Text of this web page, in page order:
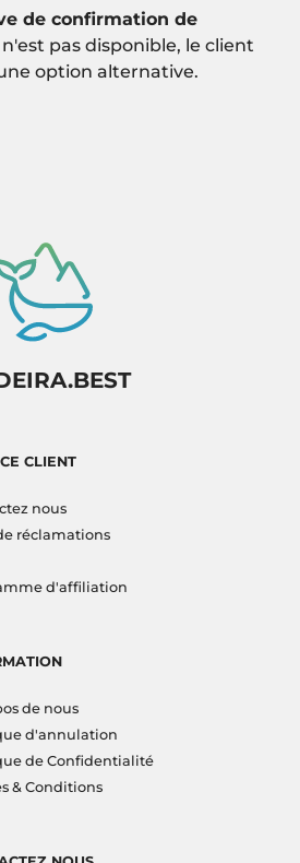
de confirmation de
n'est pas disponible, le client
option alternative.
CLIENT
nous
réclamations
d'affiliation
de nous
d'annulation
de Confidentialité
& Conditions